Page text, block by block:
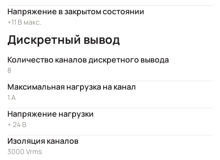
Напряжение в закрытом состоянии
+11 В макс.
Дискретный вывод
Количество каналов дискретного вывода
8
Максимальная нагрузка на канал
1 А
Напряжение нагрузки
+ 24 В
Изоляция каналов
3000 Vrms